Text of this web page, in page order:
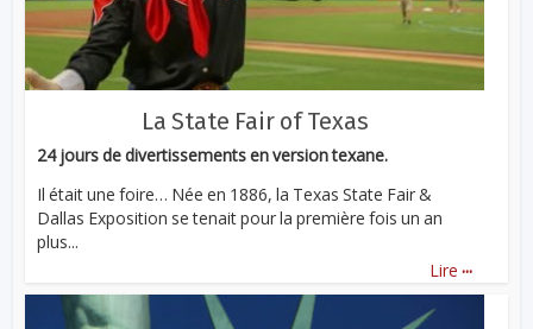
La State Fair of Texas
24 jours de divertissements en version texane.
Il était une foire… Née en 1886, la Texas State Fair &
Dallas Exposition se tenait pour la première fois un an
plus...
Lire ...